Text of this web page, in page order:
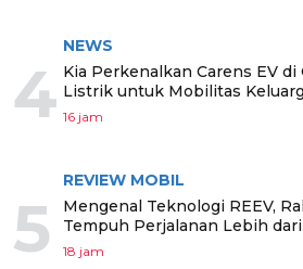
4
NEWS
Kia Perkenalkan Carens EV di
Listrik untuk Mobilitas
16 jam
5
REVIEW MOBIL
Mengenal Teknologi REEV,
Tempuh Perjalanan Lebih
18 jam